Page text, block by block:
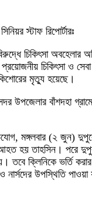
স্টাফ রিপোর্টারঃ
বিরুদ্ধে চিকিৎসা
প্রয়োজনীয় চিকিৎসা ও
মৃত্যু হয়েছে।
উপজেলার বাঁশদহা
মঙ্গলবার (২ জুন)
হয় তাহসিন। পরে দুপুর
তবে ক্লিনিকে ভর্তি
নার্সদের উপস্থিতি পাওয়া